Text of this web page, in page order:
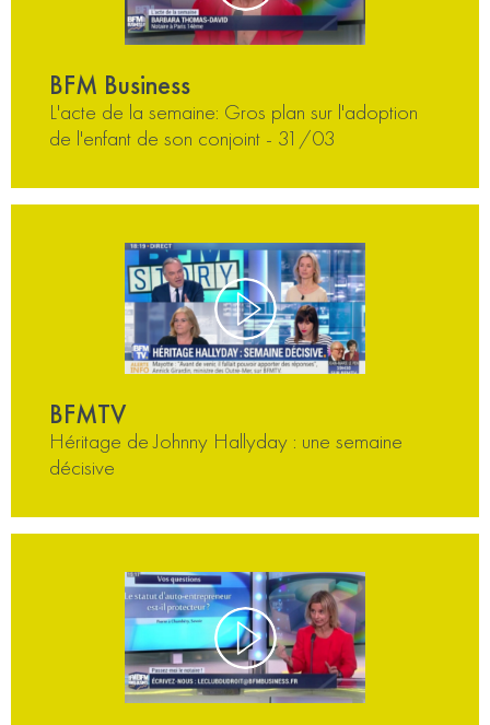
BFM Business
L'acte de la semaine: Gros plan sur l'adoption
de l'enfant de son conjoint - 31/03
BFMTV
Héritage de Johnny Hallyday : une semaine
décisive